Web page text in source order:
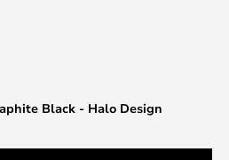
Black - Halo Design